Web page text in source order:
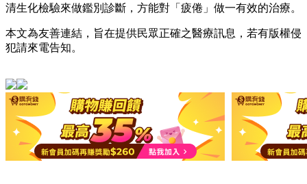
清生化檢驗來做鑑別診斷，方能對「疲倦」做一有效的治療。
本文為友善連結，旨在提供民眾正確之醫療訊息，若有版權侵
犯請來電告知。